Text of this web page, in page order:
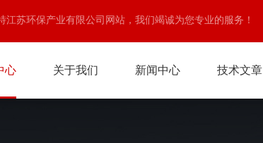
江苏环保产业有限公司网站，我们竭诚为您专业的服务！
心 关于我们 新闻中心 技术文章